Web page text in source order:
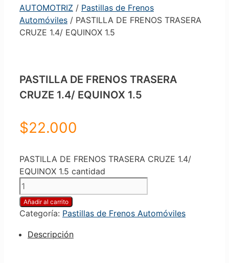
AUTOMOTRIZ / Pastillas de Frenos
Automóviles / PASTILLA DE FRENOS TRASERA
CRUZE 1.4/ EQUINOX 1.5
PASTILLA DE FRENOS TRASERA
CRUZE 1.4/ EQUINOX 1.5
$22.000
PASTILLA DE FRENOS TRASERA CRUZE 1.4/
EQUINOX 1.5 cantidad
Añadir al carrito
Categoría: Pastillas de Frenos Automóviles
Descripción